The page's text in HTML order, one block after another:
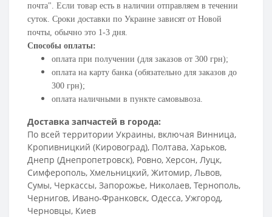
почта". Если товар есть в наличии отправляем в течении
суток. Сроки доставки по Украине зависят от Новой
почты, обычно это 1-3 дня.
Способы оплаты:
оплата при получении (для заказов от 300 грн);
оплата на карту банка (обязательно для заказов до
300 грн);
оплата наличными в пункте самовывоза.
Доставка запчастей в города:
По всей территории Украины, включая Винница,
Кропивницкий (Кировоград), Полтава, Харьков,
Днепр (Днепропетровск), Ровно, Херсон, Луцк,
Симферополь, Хмельницкий, Житомир, Львов,
Сумы, Черкассы, Запорожье, Николаев, Тернополь,
Чернигов, Ивано-Франковск, Одесса, Ужгород,
Черновцы, Киев